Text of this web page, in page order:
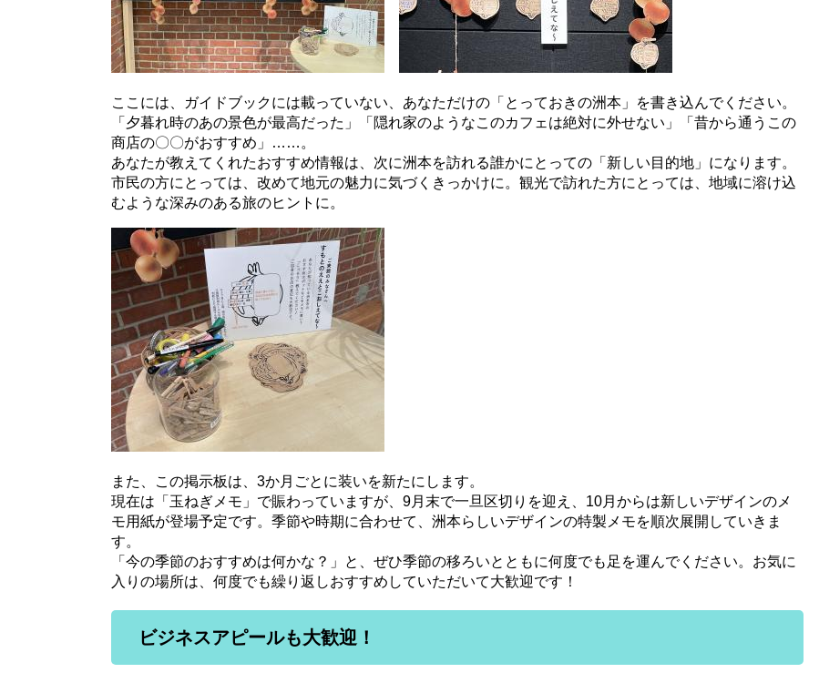
ここには、ガイドブックには載っていない、あなただけの「とっておきの洲本」を書き込んでください。
「夕暮れ時のあの景色が最高だった」「隠れ家のようなこのカフェは絶対に外せない」「昔から通うこの
商店の〇〇がおすすめ」……。​
あなたが教えてくれたおすすめ情報は、次に洲本を訪れる誰かにとっての「新しい目的地」になります。
市民の方にとっては、改めて地元の魅力に気づくきっかけに。観光で訪れた方にとっては、地域に溶け込
むような深みのある旅のヒントに。
また、この掲示板は、3か月ごとに装いを新たにします。
現在は「玉ねぎメモ」で賑わっていますが、9月末で一旦区切りを迎え、10月からは新しいデザインのメ
モ用紙が登場予定です。季節や時期に合わせて、洲本らしいデザインの特製メモを順次展開していきま
す。
「今の季節のおすすめは何かな？」と、ぜひ季節の移ろいとともに何度でも足を運んでください。お気に
入りの場所は、何度でも繰り返しおすすめしていただいて大歓迎です！
ビジネスアピールも大歓迎！